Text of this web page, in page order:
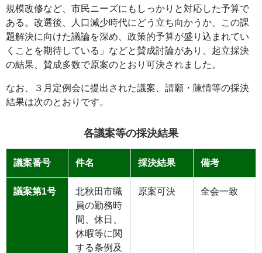
規模改修など、市民ニーズにもしっかりと対応した予算で
ある。改選後、人口減少時代にどう立ち向かうか、この課
題解決に向けた議論を深め、政策的予算が盛り込まれてい
くことを期待している」などと賛成討論があり、起立採決
の結果、賛成多数で原案のとおり可決されました。
なお、３月定例会に提出された議案、請願・陳情等の採決
結果は次のとおりです。
各議案等の採決結果
議案番号 件名 採決結果 備考
議案第1号
北秋田市職
員の勤務時
間、休日、
休暇等に関
する条例及
原案可決 全会一致